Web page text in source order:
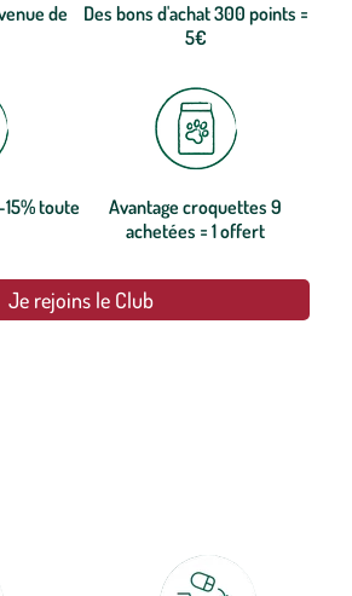
de
Des bons d'achat 300 points =
5€
toute
Avantage croquettes 9
achetées = 1 offert
Je rejoins le Club